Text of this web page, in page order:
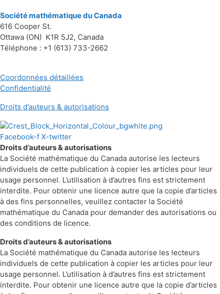
Société mathématique du Canada
616 Cooper St.
Ottawa (ON) K1R 5J2, Canada
Téléphone : +1 (613) 733-2662
Coordonnées détaillées
Confidentialité
Droits d’auteurs & autorisations
Facebook-f X-twitter
Droits d’auteurs & autorisations
La Société mathématique du Canada autorise les lecteurs
individuels de cette publication à copier les articles pour leur
usage personnel. L’utilisation à d’autres fins est strictement
interdite. Pour obtenir une licence autre que la copie d’articles
à des fins personnelles, veuillez contacter la Société
mathématique du Canada pour demander des autorisations ou
des conditions de licence.
Droits d’auteurs & autorisations
La Société mathématique du Canada autorise les lecteurs
individuels de cette publication à copier les articles pour leur
usage personnel. L’utilisation à d’autres fins est strictement
interdite. Pour obtenir une licence autre que la copie d’articles